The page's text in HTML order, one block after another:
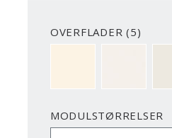
OVERFLADER (5)
MODULSTØRRELSER